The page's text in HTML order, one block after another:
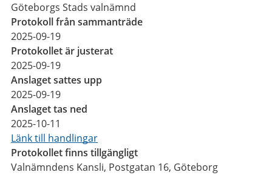
Göteborgs Stads valnämnd
Protokoll från sammanträde
2025-09-19
Protokollet är justerat
2025-09-19
Anslaget sattes upp
2025-09-19
Anslaget tas ned
2025-10-11
Länk till handlingar
Protokollet finns tillgängligt
Valnämndens Kansli, Postgatan 16, Göteborg